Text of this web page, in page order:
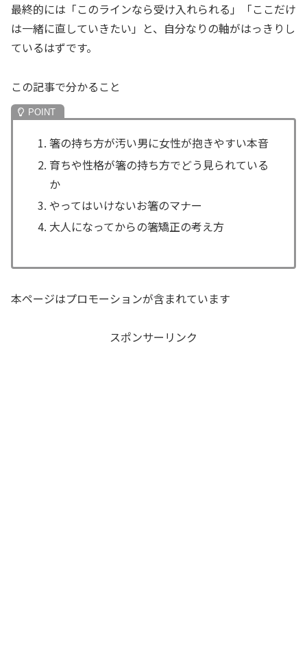
最終的には「このラインなら受け入れられる」「ここだけ
は一緒に直していきたい」と、自分なりの軸がはっきりし
ているはずです。
この記事で分かること
箸の持ち方が汚い男に女性が抱きやすい本音
育ちや性格が箸の持ち方でどう見られている
か
やってはいけないお箸のマナー
大人になってからの箸矯正の考え方
本ページはプロモーションが含まれています
スポンサーリンク